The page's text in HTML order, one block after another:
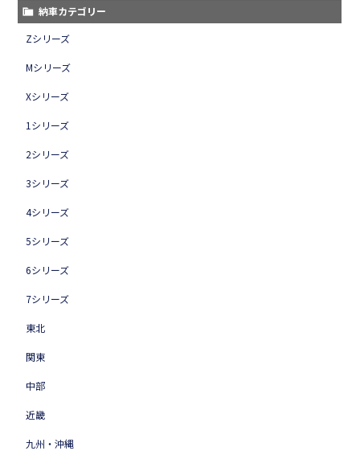
納車カテゴリー
Zシリーズ
Mシリーズ
Xシリーズ
1シリーズ
2シリーズ
3シリーズ
4シリーズ
5シリーズ
6シリーズ
7シリーズ
東北
関東
中部
近畿
九州・沖縄